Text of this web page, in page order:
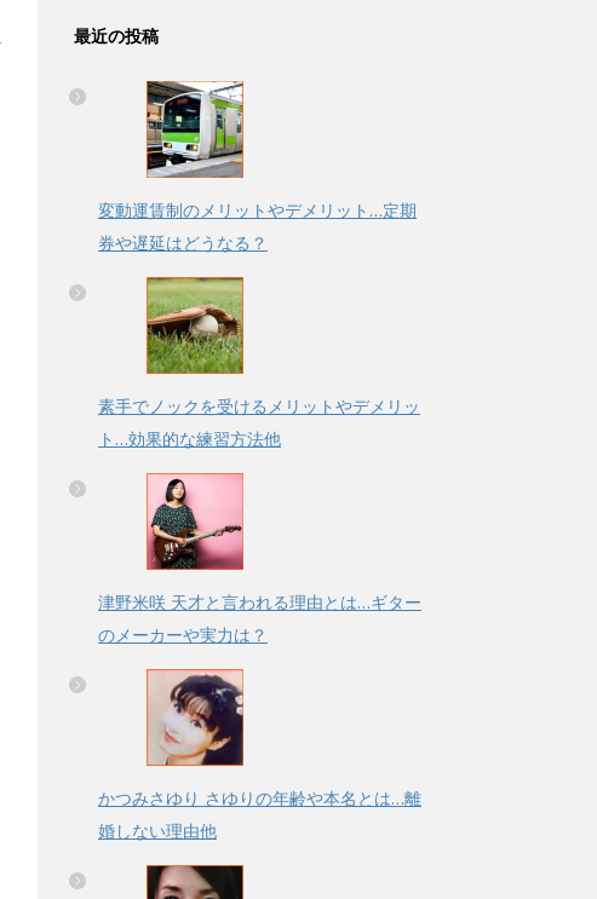
最近の投稿
変動運賃制のメリットやデメリット…定期
券や遅延はどうなる？
素手でノックを受けるメリットやデメリッ
ト…効果的な練習方法他
津野米咲 天才と言われる理由とは…ギター
のメーカーや実力は？
かつみさゆり さゆりの年齢や本名とは…離
婚しない理由他